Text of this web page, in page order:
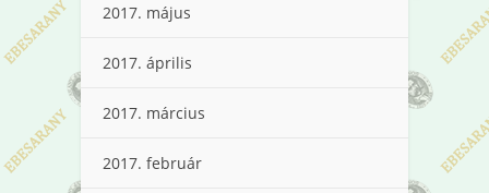
2017. május
2017. április
2017. március
2017. február